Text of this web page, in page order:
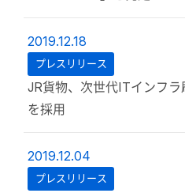
2019.12.18
プレスリリース
JR貨物、次世代ITインフ
を採用
2019.12.04
プレスリリース